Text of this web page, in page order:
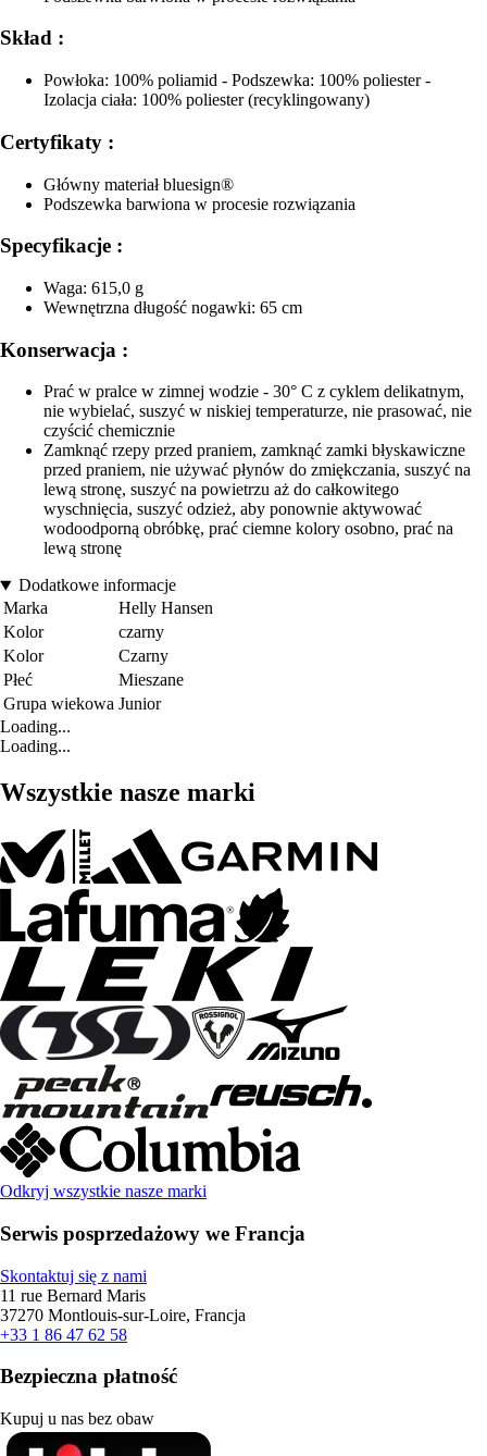
Skład :
Powłoka: 100% poliamid - Podszewka: 100% poliester -
Izolacja ciała: 100% poliester (recyklingowany)
Certyfikaty :
Główny materiał bluesign®
Podszewka barwiona w procesie rozwiązania
Specyfikacje :
Waga: 615,0 g
Wewnętrzna długość nogawki: 65 cm
Konserwacja :
Prać w pralce w zimnej wodzie - 30° C z cyklem delikatnym,
nie wybielać, suszyć w niskiej temperaturze, nie prasować, nie
czyścić chemicznie
Zamknąć rzepy przed praniem, zamknąć zamki błyskawiczne
przed praniem, nie używać płynów do zmiękczania, suszyć na
lewą stronę, suszyć na powietrzu aż do całkowitego
wyschnięcia, suszyć odzież, aby ponownie aktywować
wodoodporną obróbkę, prać ciemne kolory osobno, prać na
lewą stronę
Dodatkowe informacje
Marka
Helly Hansen
Kolor
czarny
Kolor
Czarny
Płeć
Mieszane
Grupa wiekowa Junior
Loading...
Loading...
Wszystkie nasze marki
Odkryj wszystkie nasze marki
Serwis posprzedażowy we Francja
Skontaktuj się z nami
11 rue Bernard Maris
37270 Montlouis-sur-Loire, Francja
+33 1 86 47 62 58
Bezpieczna płatność
Kupuj u nas bez obaw